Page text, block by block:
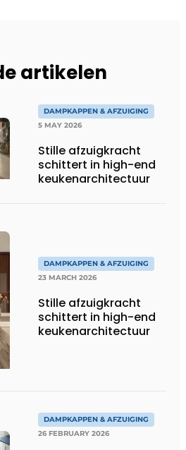
artikelen
DAMPKAPPEN & AFZUIGING
5 MAY 2026
Stille afzuigkracht
schittert in high-end
keukenarchitectuur
DAMPKAPPEN & AFZUIGING
23 MARCH 2026
Stille afzuigkracht
schittert in high-end
keukenarchitectuur
DAMPKAPPEN & AFZUIGING
26 FEBRUARY 2026